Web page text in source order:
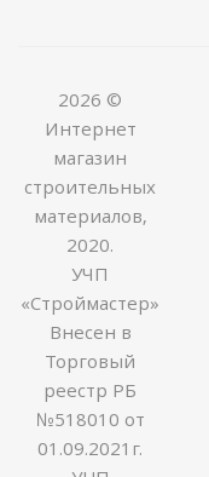
2026 ©
Интернет
магазин
строительных
материалов,
2020.
УЧП
«Строймастер»
Внесен в
Торговый
реестр РБ
№518010 от
01.09.2021г.